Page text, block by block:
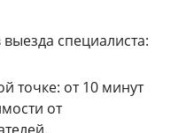
специалиста:
точке: от 10 минут
от